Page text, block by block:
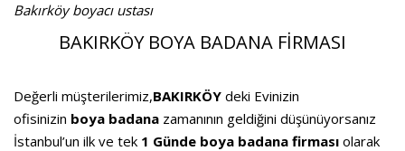
Bakırköy boyacı ustası
BAKIRKÖY BOYA BADANA FİRMASI
Değerli müşterilerimiz,BAKIRKÖY deki Evinizin
ofisinizin boya badana zamanının geldiğini düşünüyorsanız
İstanbul’un ilk ve tek 1 Günde boya badana firması olarak